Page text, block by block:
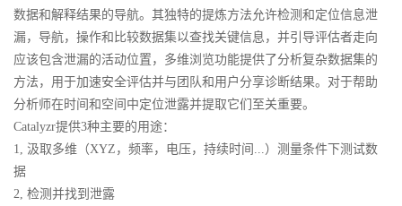
数据和解释结果的导航。其独特的提炼方法允许检测和定位信息泄
漏，导航，操作和比较数据集以查找关键信息，并引导评估者走向
应该包含泄漏的活动位置，多维浏览功能提供了分析复杂数据集的
方法，用于加速安全评估并与团队和用户分享诊断结果。对于帮助
分析师在时间和空间中定位泄露并提取它们至关重要。
Catalyzr提供3种主要的用途：
1, 汲取多维（XYZ，频率，电压，持续时间...）测量条件下测试数
据
2, 检测并找到泄露